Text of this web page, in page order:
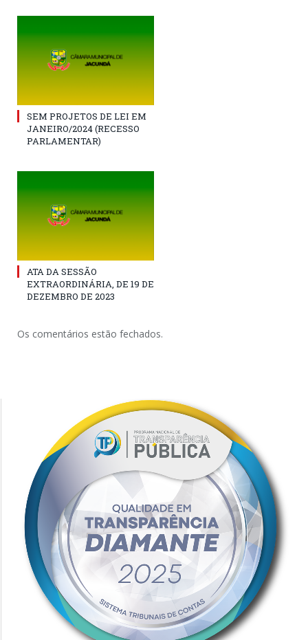
SEM PROJETOS DE LEI EM
JANEIRO/2024 (RECESSO
PARLAMENTAR)
ATA DA SESSÃO
EXTRAORDINÁRIA, DE 19 DE
DEZEMBRO DE 2023
Os comentários estão fechados.